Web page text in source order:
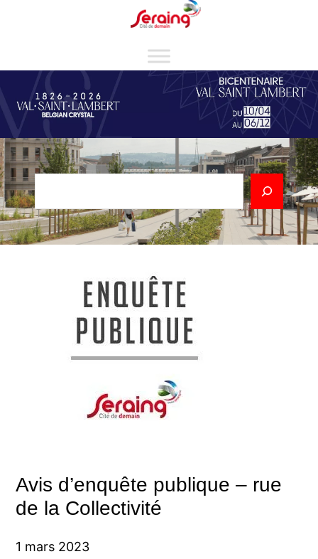
Rechercher
Avis d’enquête publique – rue
de la Collectivité
1 mars 2023
Cookies management panel